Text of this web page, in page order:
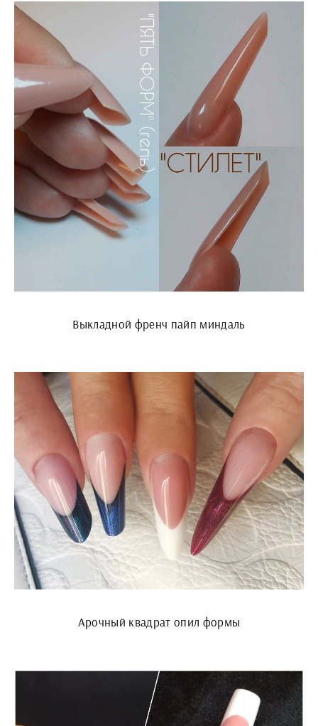
Выкладной френч пайп миндаль
Арочный квадрат опил формы